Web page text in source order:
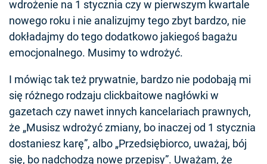
wdrożenie na 1 stycznia czy w pierwszym kwartale
nowego roku i nie analizujmy tego zbyt bardzo, nie
dokładajmy do tego dodatkowo jakiegoś bagażu
emocjonalnego. Musimy to wdrożyć.
I mówiąc tak też prywatnie, bardzo nie podobają mi
się różnego rodzaju clickbaitowe nagłówki w
gazetach czy nawet innych kancelariach prawnych,
że „Musisz wdrożyć zmiany, bo inaczej od 1 stycznia
dostaniesz karę”, albo „Przedsiębiorco, uważaj, bój
się, bo nadchodzą nowe przepisy”. Uważam, że